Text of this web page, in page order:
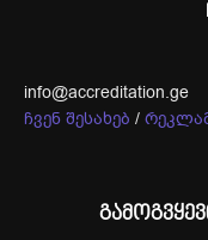
info@accreditation.ge
ჩვენ შესახებ /